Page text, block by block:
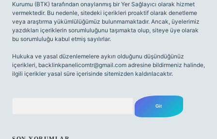
Kurumu (BTK) tarafından onaylanmış bir Yer Sağlayıcı olarak hizmet
vermektedir. Bu nedenle, sitedeki içerikleri proaktif olarak denetleme
veya araştırma yükümlülüğümüz bulunmamaktadır. Ancak, üyelerimiz
yazdıkları içeriklerin sorumluluğunu taşımakta olup, siteye üye olarak
bu sorumluluğu kabul etmiş sayılırlar.
Hukuka ve yasal düzenlemelere aykırı olduğunu düşündüğünüz
içerikleri, backlinkpanelicomtr@gmail.com adresine bildirmeniz halinde,
ilgili içerikler yasal süre içerisinde sitemizden kaldırılacaktır.